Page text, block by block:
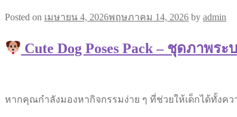
Posted on เมษายน 4, 2026พฤษภาคม 14, 2026 by admin
Cute Dog Poses Pack – ชุดภาพ
หากคุณกำลังมองหากิจกรรมง่าย ๆ ที่ช่วยให้เด็กได้ทั้งคว